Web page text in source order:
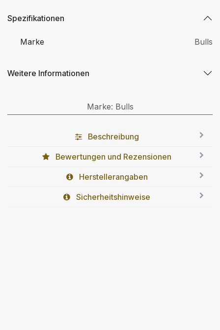
Spezifikationen
Marke Bulls
Weitere Informationen
Marke: Bulls
Beschreibung
Bewertungen und Rezensionen
Herstellerangaben
Sicherheitshinweise